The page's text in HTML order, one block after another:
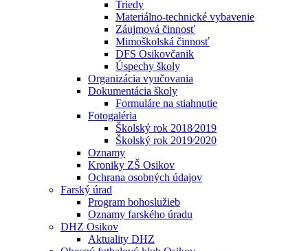
Triedy
Materiálno-technické vybavenie
Záujmová činnosť
Mimoškolská činnosť
DFS Osikovčanik
Úspechy školy
Organizácia vyučovania
Dokumentácia školy
Formuláre na stiahnutie
Fotogaléria
Školský rok 2018⁄2019
Školský rok 2019⁄2020
Oznamy
Kroniky ZŠ Osikov
Ochrana osobných údajov
Farský úrad
Program bohoslužieb
Oznamy farského úradu
DHZ Osikov
Aktuality DHZ